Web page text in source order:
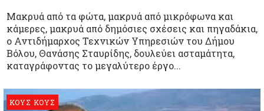
Μακρυά από τα φώτα, μακρυά από μικρόφωνα και
κάμερες, μακρυά από δημόσιες σχέσεις και πηγαδάκια,
ο Αντιδήμαρχος Τεχνικών Υπηρεσιών του Δήμου
Βόλου, Θανάσης Σταυρίδης, δουλεύει ασταμάτητα,
καταγράφοντας το μεγαλύτερο έργο...
ΚΟΥΣ ΚΟΥΣ